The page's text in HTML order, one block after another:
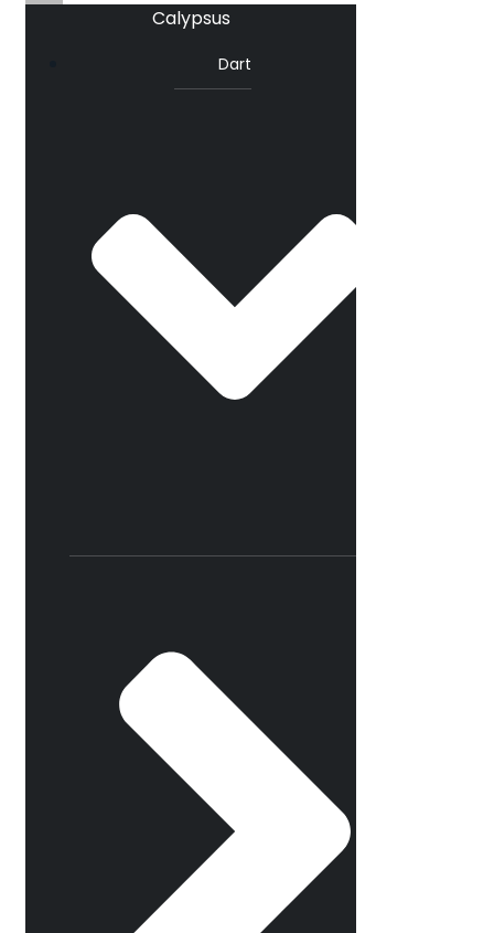
Calypsus
Dart